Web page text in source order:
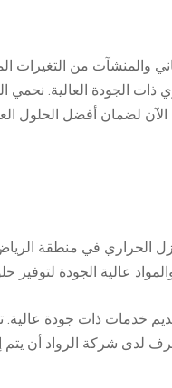
من التغيرات
الجودة العالية. نحمي
لضمان أفضل الحلول
الحراري في منطقة
عالية الجودة لتوفير
خدمات ذات جودة
شركة الرواد أن يتم